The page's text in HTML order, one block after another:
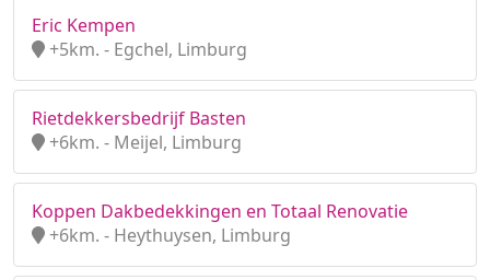
Eric Kempen
+5km. - Egchel, Limburg
Rietdekkersbedrijf Basten
+6km. - Meijel, Limburg
Koppen Dakbedekkingen en Totaal Renovatie
+6km. - Heythuysen, Limburg